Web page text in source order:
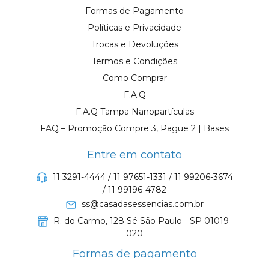
Formas de Pagamento
Políticas e Privacidade
Trocas e Devoluções
Termos e Condições
Como Comprar
F.A.Q
F.A.Q Tampa Nanopartículas
FAQ – Promoção Compre 3, Pague 2 | Bases
Entre em contato
11 3291-4444 / 11 97651-1331 / 11 99206-3674
/ 11 99196-4782
ss@casadasessencias.com.br
R. do Carmo, 128 Sé São Paulo - SP 01019-
020
Formas de pagamento